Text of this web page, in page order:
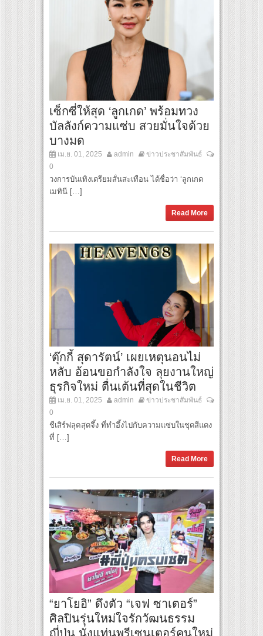
เซ็กซี่ให้สุด ‘ลูกเกด’ พร้อมทวง
บัลลังก์ความแซ่บ สวยมั่นใจด้วย
บางมด
เม.ย. 01, 2025 admin
ข่าวประชาสัมพันธ์
0
วงการบันเทิงเตรียมสั่นสะเทือน ได้ชื่อว่า ‘ลูกเกด
เมทินี […]
Read More
‘ตุ๊กกี้ สุดารัตน์’ เผยเหตุนอนไม่
หลับ อ้อนขอกำลังใจ ลุยงานใหญ่
ธุรกิจใหม่ ตื่นเต้นที่สุดในชีวิต
เม.ย. 01, 2025 admin
ข่าวประชาสัมพันธ์
0
ชีเสิร์ฟลุคสุดจึ้ง ที่ทำอึ้งไปกับความแซ่บในชุดสีแดง
ที่ […]
Read More
“ยาโยอิ” ดึงตัว “เจฟ ซาเตอร์”
ศิลปินรุ่นใหม่ใจรักวัฒนธรรม
ญี่ปุ่น นั่งแท่นพรีเซนเตอร์คนใหม่